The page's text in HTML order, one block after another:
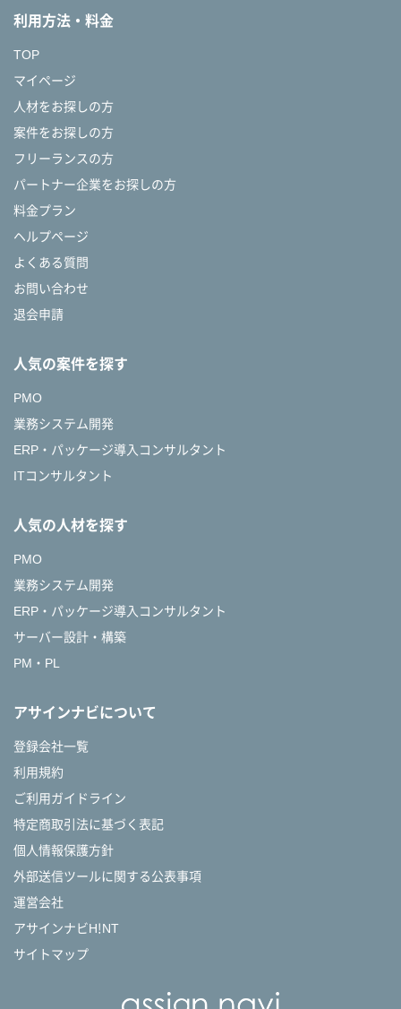
利用方法・料金
TOP
マイページ
人材をお探しの方
案件をお探しの方
フリーランスの方
パートナー企業をお探しの方
料金プラン
ヘルプページ
よくある質問
お問い合わせ
退会申請
人気の案件を探す
PMO
業務システム開発
ERP・パッケージ導入コンサルタント
ITコンサルタント
人気の人材を探す
PMO
業務システム開発
ERP・パッケージ導入コンサルタント
サーバー設計・構築
PM・PL
アサインナビについて
登録会社一覧
利用規約
ご利用ガイドライン
特定商取引法に基づく表記
個人情報保護方針
外部送信ツールに関する公表事項
運営会社
アサインナビH!NT
サイトマップ